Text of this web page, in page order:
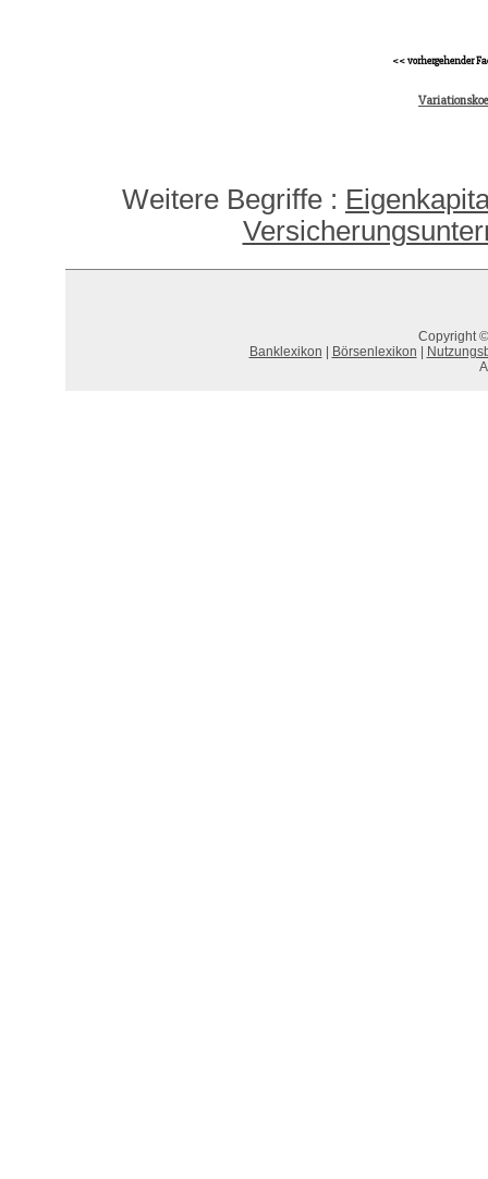
<< vorhergehender
Weitere Begriffe :
Copyright
Banklexikon
Börsenlexikon